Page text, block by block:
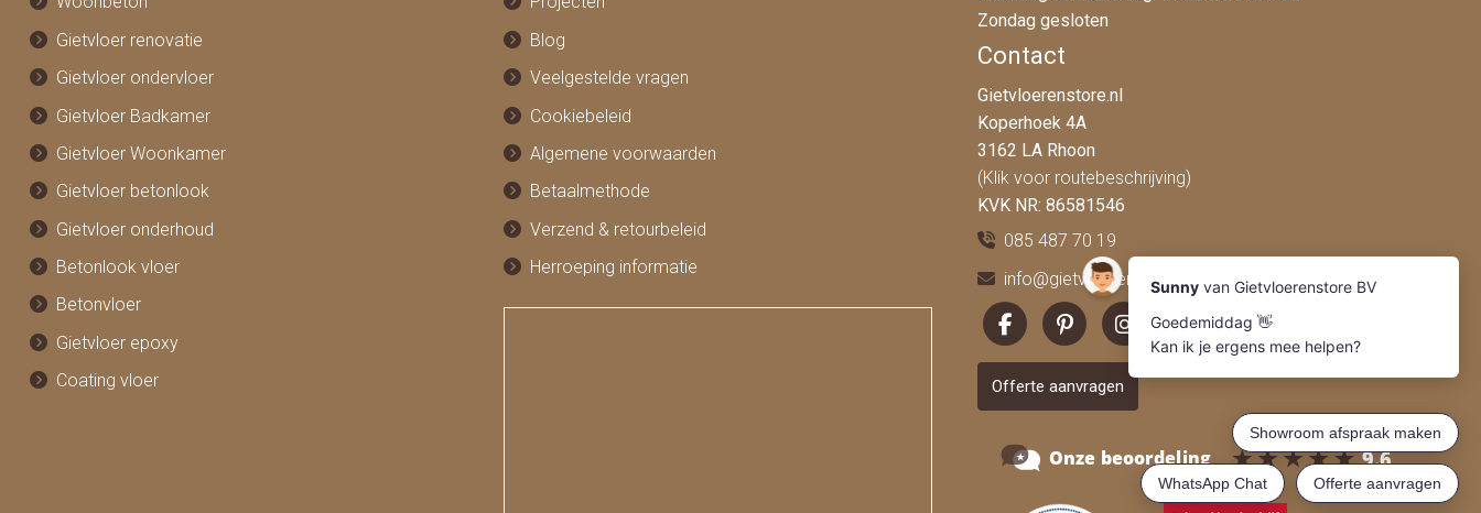
Gietvloer renovatie
Gietvloer ondervloer
Gietvloer Badkamer
Gietvloer Woonkamer
Gietvloer betonlook
Gietvloer onderhoud
Betonlook vloer
Betonvloer
Gietvloer epoxy
Coating vloer
Blog
Veelgestelde vragen
Cookiebeleid
Algemene voorwaarden
Betaalmethode
Verzend & retourbeleid
Herroeping informatie
Zondag gesloten
Contact
Gietvloerenstore.nl
Koperhoek 4A
3162 LA Rhoon
(Klik voor routebeschrijving)
KVK NR: 86581546
085 487 70 19
info@gietvloerenstore.nl
Offerte aanvragen